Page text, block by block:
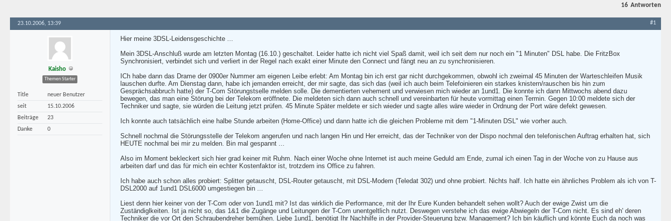
16 Antworten
23.10.2006, 13:39 #1
Kaisho
Themen Starter
Title
neuer Benutzer
seit
15.10.2006
Beiträge
23
Danke
0
Hier meine 3DSL-Leidensgeschichte ...
Mein 3DSL-Anschluß wurde am letzten Montag (16.10.) geschaltet. Leider hatte ich nicht viel Spaß damit, weil ich seit dem nur noch ein "1 Minuten" DSL habe. Die FritzBox
Synchronisiert, verbindet sich und verliert in der Regel nach exakt einer Minute den Connect und fängt neu an zu synchronisieren.
ICh habe dann das Drame der 0900er Nummer am eigenen Leibe erlebt: Am Montag bin ich erst gar nicht durchgekommen, obwohl ich zweimal 45 Minuten der Warteschleifen Musik
lauschen durfte. Am Dienstag dann, habe ich jemanden erreicht, der mir sagte, das sich das (weil ich auch beim Telefoinieren ein starkes knistern/rauschen bis hin zum
Gesprächsabbruch hatte) der T-Com Störungstselle melden solle. Die dementierten vehement und verwiesen mich wieder an 1und1. Die konnte ich dann Mittwochs abend dazu
bewegen, das man eine Störung bei der Telekom eröffnete. Die meldeten sich dann auch schnell und vereinbarten für heute vormittag einen Termin. Gegen 10:00 meldete sich der
Techniker und sagte, sie würden die Leitung jetzt prüfen. 45 Minute Später meldete er sich wieder und sagte alles wäre wieder in Ordnung der Port wäre defekt gewesen.
Ich konnte auch tatsächlich eine halbe Stunde arbeiten (Home-Office) und dann hatte ich die gleichen Probleme mit dem "1-Minuten DSL" wie vorher auch.
Schnell nochmal die Störungsstelle der Telekom angerufen und nach langen Hin und Her erreicht, das der Techniker von der Dispo nochmal den telefonischen Auftrag erhalten hat, sich
HEUTE nochmal bei mir zu melden. Bin mal gespannt ...
Also im Moment bekleckert sich hier grad keiner mit Ruhm. Nach einer Woche ohne Internet ist auch meine Geduld am Ende, zumal ich einen Tag in der Woche von zu Hause aus
arbeiten darf und das für mich ein echter Kostenfaktor ist, trotzdem ins Office zu fahren.
Ich habe auch schon alles probiert: Splitter getauscht, DSL-Router getauscht, mit DSL-Modem (Teledat 302) und ohne probiert. Nichts half. Ich hatte ein ähnliches Problem als ich von T-
DSL2000 auf 1und1 DSL6000 umgestiegen bin ...
Liest denn hier keiner von der T-Com oder von 1und1 mit? Ist das wirklich die Performance, mit der Ihr Eure Kunden behandelt sehen wollt? Auch der ewige Zwist um die
Zuständiglkeiten. Ist ja nicht so, das 1&1 die Zugänge und Leitungen der T-Com unentgeltlich nutzt. Deswegen verstehe ich das ewige Abwiegeln der T-Com nicht. Es sind eh' deren
Techniker die vor Ort den Schraubendreher bemühen. Liebe 1und1, benötigt Ihr Nachhilfe in der Provider-Steuerung bzw. Management? Ich bin käuflich und könnte Euch da noch was